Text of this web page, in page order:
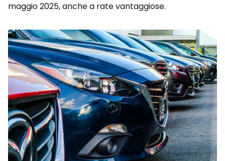
maggio 2025, anche a rate vantaggiose.